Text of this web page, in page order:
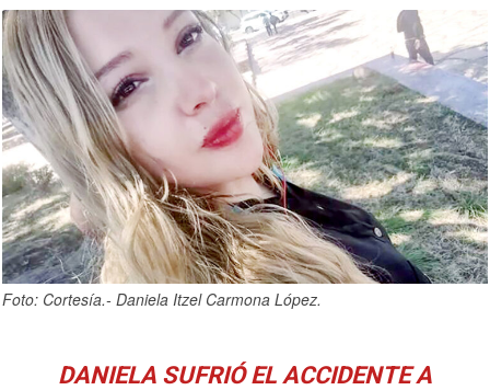
Foto: Cortesía.- Daniela Itzel Carmona López.
DANIELA SUFRIÓ EL ACCIDENTE A